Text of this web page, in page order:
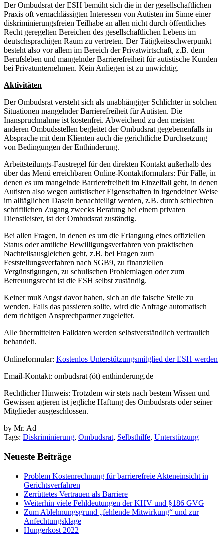
Der Ombudsrat der ESH bemüht sich die in der gesellschaftlichen
Praxis oft vernachlässigten Interessen von Autisten im Sinne einer
diskriminierungsfreien Teilhabe an allen nicht durch öffentliches
Recht geregelten Bereichen des gesellschaftlichen Lebens im
deutschsprachigen Raum zu vertreten. Der Tätigkeitsschwerpunkt
besteht also vor allem im Bereich der Privatwirtschaft, z.B. dem
Berufsleben und mangelnder Barrierefreiheit für autistische Kunden
bei Privatunternehmen. Kein Anliegen ist zu unwichtig.
Aktivitäten
Der Ombudsrat versteht sich als unabhängiger Schlichter in solchen
Situationen mangelnder Barrierefreiheit für Autisten. Die
Inanspruchnahme ist kostenfrei. Abweichend zu den meisten
anderen Ombudsstellen begleitet der Ombudsrat gegebenenfalls in
Absprache mit dem Klienten auch die gerichtliche Durchsetzung
von Bedingungen der Enthinderung.
Arbeitsteilungs-Faustregel für den direkten Kontakt außerhalb des
über das Menü erreichbaren Online-Kontaktformulars: Für Fälle, in
denen es um mangelnde Barrierefreiheit im Einzelfall geht, in denen
Autisten also wegen autistischer Eigenschaften in irgendeiner Weise
im alltäglichen Dasein benachteiligt werden, z.B. durch schlechten
schriftlichen Zugang zwecks Beratung bei einem privaten
Dienstleister, ist der Ombudsrat zuständig.
Bei allen Fragen, in denen es um die Erlangung eines offiziellen
Status oder amtliche Bewilligungsverfahren von praktischen
Nachteilsausgleichen geht, z.B. bei Fragen zum
Feststellungsverfahren nach SGB9, zu finanziellen
Vergünstigungen, zu schulischen Problemlagen oder zum
Betreuungsrecht ist die ESH selbst zuständig.
Keiner muß Angst davor haben, sich an die falsche Stelle zu
wenden. Falls das passieren sollte, wird die Anfrage automatisch
dem richtigen Ansprechpartner zugeleitet.
Alle übermittelten Falldaten werden selbstverständlich vertraulich
behandelt.
Onlineformular: Kostenlos Unterstützungsmitglied der ESH werden
Email-Kontakt: ombudsrat (öt) enthinderung.de
Rechtlicher Hinweis: Trotzdem wir stets nach bestem Wissen und
Gewissen agieren ist jegliche Haftung des Ombudsrats oder seiner
Mitglieder ausgeschlossen.
by Mr. Ad
Tags: Diskriminierung, Ombudsrat, Selbsthilfe, Unterstützung
Neueste Beiträge
Problem Kostenrechnung für barrierefreie Akteneinsicht in
Gerichtsverfahren
Zerrüttetes Vertrauen als Barriere
Weiterhin viele Fehldeutungen der KHV und §186 GVG
Zum Ablehnungsgrund „fehlende Mitwirkung“ und zur
Anfechtungsklage
Hungerkost 2022